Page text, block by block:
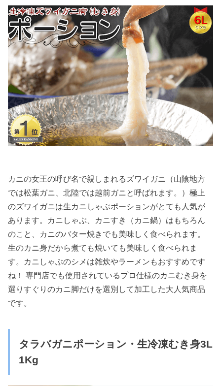
カニの女王の呼び名で親しまれるズワイガニ（山陰地方
では松葉ガニ、北陸では越前ガニと呼ばれます。）極上
のズワイガニは生カニしゃぶポーションがとても人気が
あります。カニしゃぶ、カニすき（カニ鍋）はもちろん
のこと、カニのバター焼きでも美味しく食べられます。
生のカニ身だから煮ても焼いても美味しく食べられま
す。カニしゃぶのシメは雑炊やラーメンもおすすめです
ね！ 専門店でも使用されているプロ仕様のカニむき身を
選りすぐりのカニ脚だけを選別して加工した大人気商品
です。
タラバガニポーション・生冷凍むき身3L
1Kg